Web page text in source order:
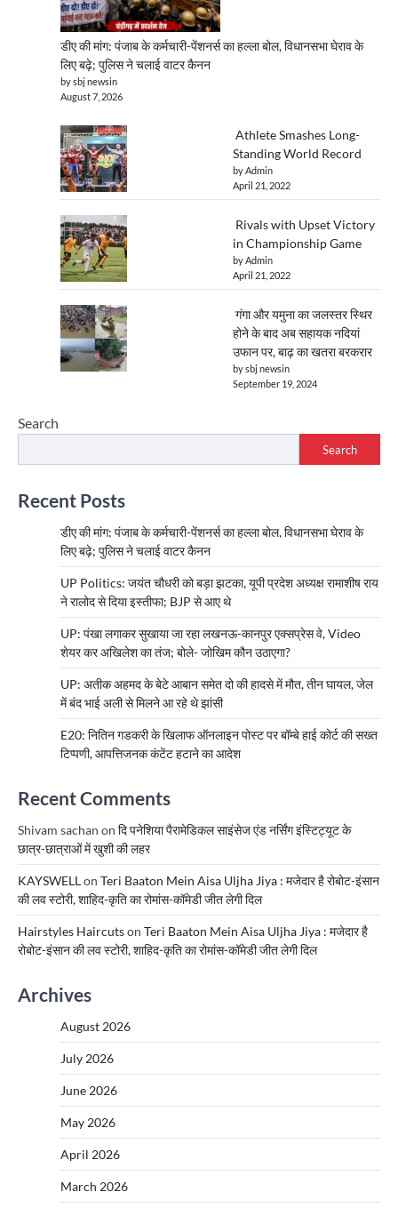
डीए की मांग: पंजाब के कर्मचारी-पेंशनर्स का हल्ला बोल, विधानसभा घेराव के
लिए बढ़े; पुलिस ने चलाई वाटर कैनन
by sbj newsin
August 7, 2026
Athlete Smashes Long-
Standing World Record
by Admin
April 21, 2022
Rivals with Upset Victory
in Championship Game
by Admin
April 21, 2022
गंगा और यमुना का जलस्तर स्थिर
होने के बाद अब सहायक नदियां
उफान पर, बाढ़ का खतरा बरकरार
by sbj newsin
September 19, 2024
Search
Search
Recent Posts
डीए की मांग: पंजाब के कर्मचारी-पेंशनर्स का हल्ला बोल, विधानसभा घेराव के
लिए बढ़े; पुलिस ने चलाई वाटर कैनन
UP Politics: जयंत चौधरी को बड़ा झटका, यूपी प्रदेश अध्यक्ष रामाशीष राय
ने रालोद से दिया इस्तीफा; BJP से आए थे
UP: पंखा लगाकर सुखाया जा रहा लखनऊ-कानपुर एक्सप्रेस वे, Video
शेयर कर अखिलेश का तंज; बोले- जोखिम कौन उठाएगा?
UP: अतीक अहमद के बेटे आबान समेत दो की हादसे में मौत, तीन घायल, जेल
में बंद भाई अली से मिलने आ रहे थे झांसी
E20: नितिन गडकरी के खिलाफ ऑनलाइन पोस्ट पर बॉम्बे हाई कोर्ट की सख्त
टिप्पणी, आपत्तिजनक कंटेंट हटाने का आदेश
Recent Comments
Shivam sachan on दि पनेशिया पैरामेडिकल साइंसेज एंड नर्सिंग इंस्टिट्यूट के
छात्र-छात्राओं में खुशी की लहर
KAYSWELLon Teri Baaton Mein Aisa Uljha Jiya : मजेदार है रोबोट-इंसान
की लव स्टोरी, शाहिद-कृति का रोमांस-कॉमेडी जीत लेगी दिल
Hairstyles Haircutson Teri Baaton Mein Aisa Uljha Jiya : मजेदार है
रोबोट-इंसान की लव स्टोरी, शाहिद-कृति का रोमांस-कॉमेडी जीत लेगी दिल
Archives
August 2026
July 2026
June 2026
May 2026
April 2026
March 2026